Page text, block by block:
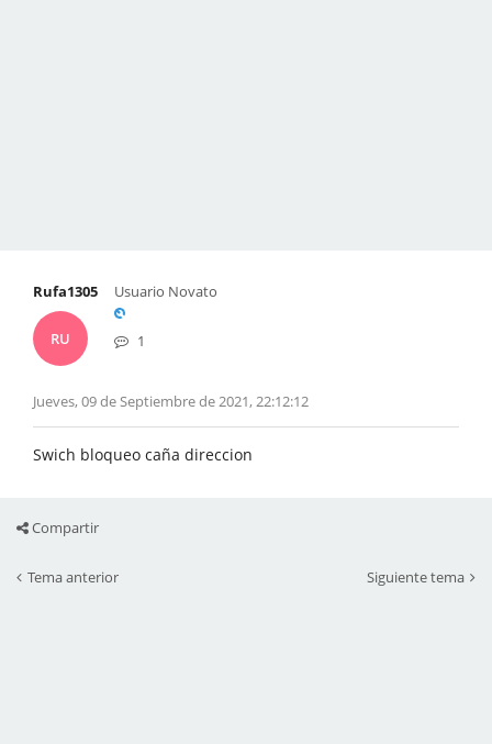
Rufa1305
RU
Usuario Novato
1
Jueves, 09 de Septiembre de 2021, 22:12:12
Swich bloqueo caña direccion
Compartir
Tema anterior Siguiente tema